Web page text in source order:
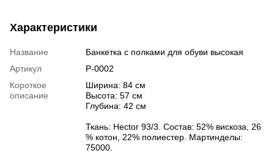
Характеристики
Название
Банкетка с полками для обуви высокая
Артикул
P-0002
Короткое
описание
Ширина: 84 см
Высота: 57 см
Глубина: 42 см
Ткань: Hector 93/3. Состав: 52% вискоза, 26
% котон, 22% полиестер. Мартинделы:
75000.